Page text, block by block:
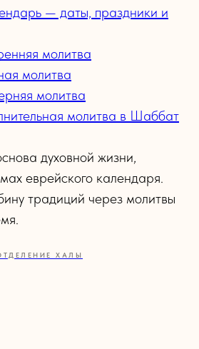
— даты, праздники и
молитва
молитва
молитва
молитва в Шаббат
духовной жизни,
еврейского календаря.
традиций через молитвы
ХАЛЫ